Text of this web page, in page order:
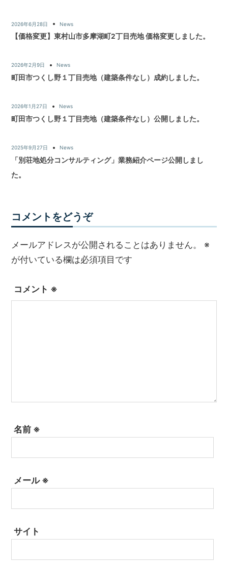
2026年6月28日 News
【価格変更】東村山市多摩湖町2丁目売地 価格変更しました。
2026年2月9日 News
町田市つくし野１丁目売地（建築条件なし）成約しました。
2026年1月27日 News
町田市つくし野１丁目売地（建築条件なし）公開しました。
2025年9月27日 News
「別荘地処分コンサルティング」業務紹介ページ公開しまし
た。
コメントをどうぞ
メールアドレスが公開されることはありません。
※
が付いている欄は必須項目です
コメント ※
名前 ※
メール ※
サイト